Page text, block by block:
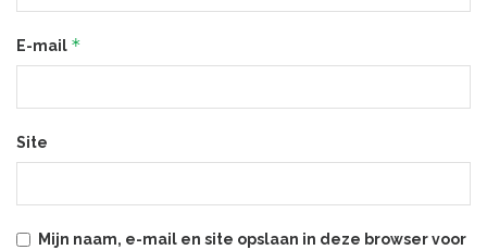
E-mail *
Site
Mijn naam, e-mail en site opslaan in deze browser voor